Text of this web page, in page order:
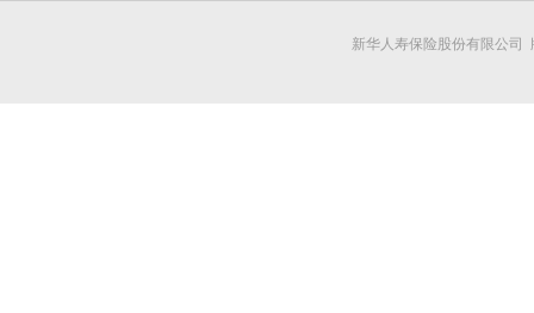
新华人寿保险股份有限公